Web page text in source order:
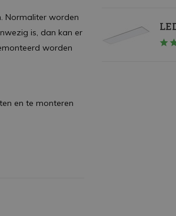
Normaliter worden
is, dan kan er
worden
en te monteren